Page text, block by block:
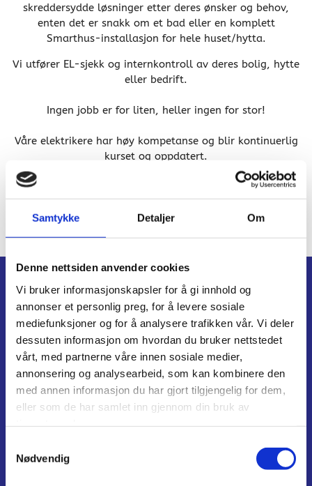
Samtykke Detaljer Om
Denne nettsiden anvender cookies
Vi bruker informasjonskapsler for å gi innhold og
annonser et personlig preg, for å levere sosiale
mediefunksjoner og for å analysere trafikken vår. Vi deler
dessuten informasjon om hvordan du bruker nettstedet
vårt, med partnerne våre innen sosiale medier,
annonsering og analysearbeid, som kan kombinere den
med annen informasjon du har gjort tilgjengelig for dem,
eller som de har samlet inn gjennom din bruk av
Nødvendig
skreddersydde løsninger etter deres ønsker og behov,
enten det er snakk om et bad eller en komplett
Smarthus-installasjon for hele huset/hytta.
Vi utfører EL-sjekk og internkontroll av deres bolig, hytte
eller bedrift.
Ingen jobb er for liten, heller ingen for stor!
Våre elektrikere har høy kompetanse og blir kontinuerlig
kurset og oppdatert.
Vårt nedslagsfelt er hovedsakelig Vestfold med
hovedtyngden av arbeid rundt Tønsberg, Nøtterøy og
Tjøme.